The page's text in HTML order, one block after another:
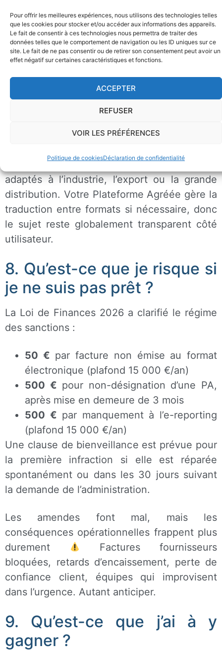
Pour offrir les meilleures expériences, nous utilisons des technologies telles
que les cookies pour stocker et/ou accéder aux informations des appareils.
Le fait de consentir à ces technologies nous permettra de traiter des
données telles que le comportement de navigation ou les ID uniques sur ce
site. Le fait de ne pas consentir ou de retirer son consentement peut avoir un
effet négatif sur certaines caractéristiques et fonctions.
ACCEPTER
REFUSER
VOIR LES PRÉFÉRENCES
Politique de cookiesDéclaration de confidentialité
Trois formats sont officiellement reconnus.
Dans 9 cas sur 10 en TPE/PME,Factur-Xfait
l’affaire. C’est un format hybride qui associe
un PDF lisible par un humain et un fichier
XML structuré lisible par les machines. Vos
équipes voient une facture classique à
automatiquement
UBL et CII sont des formats 100 % XML, plus
adaptés à l’industrie, l’export ou la grande
distribution. Votre Plateforme Agréée gère la
traduction entre formats si nécessaire, donc
le sujet reste globalement transparent côté
utilisateur.
8. Qu’est-ce que je risque si
je ne suis pas prêt ?
La Loi de Finances 2026 a clarifié le régime
des sanctions :
50 € par facture non émise au format
électronique (plafond 15 000 €/an)
500 € pour non-désignation d’une PA,
après mise en demeure de 3 mois
500 € par manquement à l’e-reporting
(plafond 15 000 €/an)
Une clause de bienveillance est prévue pour
la première infraction si elle est réparée
spontanément ou dans les 30 jours suivant
la demande de l’administration.
Les amendes font mal, mais les
conséquences opérationnelles frappent plus
durement
Factures fournisseurs
bloquées, retards d’encaissement, perte de
confiance client, équipes qui improvisent
dans l’urgence. Autant anticiper.
9. Qu’est-ce que j’ai à y
gagner ?